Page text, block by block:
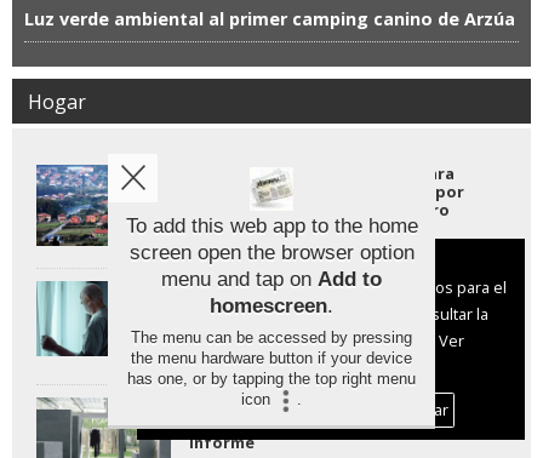
Luz verde ambiental al primer camping canino de Arzúa
Hogar
Los municipios más baratos para
comprar casa en España están por
debajo de los 400 euros el metro
cuadrado
Cómo facilitar el envejecimiento en
las viviendas unifamiliares de Galicia
Los hogares del futuro serán más
saludables y adaptables, según un
informe
Aviso sobre el Uso de cookies:
Utilizamos cookies nuestras y de terceros para el
funcionamiento del digital. Puedes consultar la
lista de cookies y como desconectarlas.
Ver
nuestra Política de Privacidad y Cookies
Aceptar Cookies
Personalizar
To add this web app to the home
screen open the browser option
menu and tap on Add to
homescreen.
The menu can be accessed by pressing
the menu hardware button if your device
has one, or by tapping the top right menu
icon
.